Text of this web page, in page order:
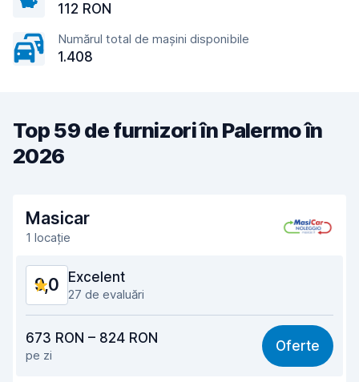
112 RON
Numărul total de mașini disponibile
1.408
Top 59 de furnizori în Palermo în
2026
Masicar
1 locație
9,0 Excelent
27 de evaluări
8,9
Ușor de găsit 8,5
673 RON – 824 RON
pe zi
Oferte